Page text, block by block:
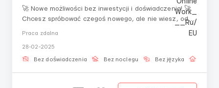
🚀 Nowe możliwości bez inwestycji i doświadczenia! 🚀
Chcesz spróbować czegoś nowego, ale nie wiesz, od
Format zdalny – pracuj w wygodnym miejscu✔ Prosty
system szkoleniowy – instrukcje krok po ...
Praca zdalna
28-02-2025
Bez doświadczenia Bez noclegu Bez języka